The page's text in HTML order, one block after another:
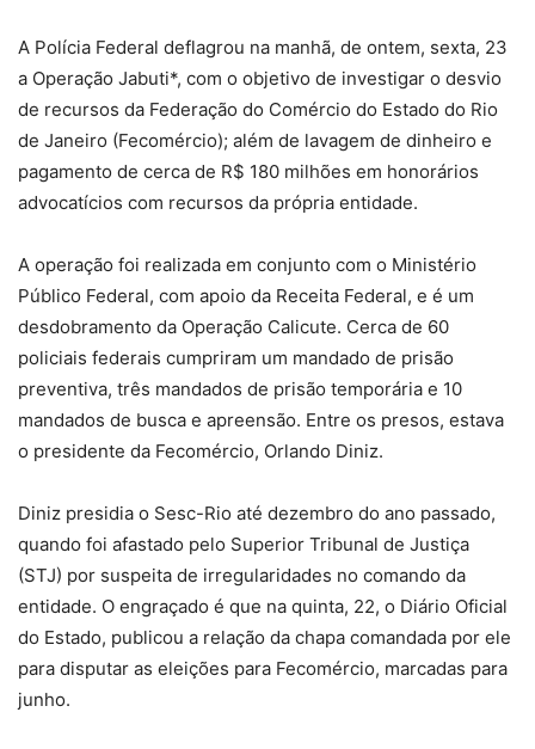
A Polícia Federal deflagrou na manhã, de ontem, sexta, 23
a Operação Jabuti*, com o objetivo de investigar o desvio
de recursos da Federação do Comércio do Estado do Rio
de Janeiro (Fecomércio); além de lavagem de dinheiro e
pagamento de cerca de R$ 180 milhões em honorários
advocatícios com recursos da própria entidade.
A operação foi realizada em conjunto com o Ministério
Público Federal, com apoio da Receita Federal, e é um
desdobramento da Operação Calicute. Cerca de 60
policiais federais cumpriram um mandado de prisão
preventiva, três mandados de prisão temporária e 10
mandados de busca e apreensão. Entre os presos, estava
o presidente da Fecomércio, Orlando Diniz.
Diniz presidia o Sesc-Rio até dezembro do ano passado,
quando foi afastado pelo Superior Tribunal de Justiça
(STJ) por suspeita de irregularidades no comando da
entidade. O engraçado é que na quinta, 22, o Diário Oficial
do Estado, publicou a relação da chapa comandada por ele
para disputar as eleições para Fecomércio, marcadas para
junho.